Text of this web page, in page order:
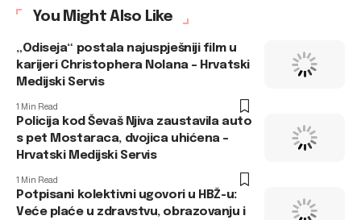
You Might Also Like
„Odiseja“ postala najuspješniji film u
karijeri Christophera Nolana – Hrvatski
Medijski Servis
1 Min Read
Policija kod Ševaš Njiva zaustavila auto
s pet Mostaraca, dvojica uhićena –
Hrvatski Medijski Servis
1 Min Read
Potpisani kolektivni ugovori u HBŽ-u:
Veće plaće u zdravstvu, obrazovanju i